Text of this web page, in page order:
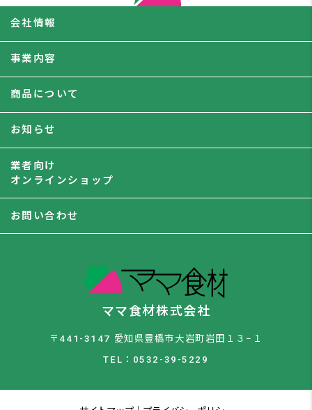
会社情報
事業内容
商品について
お知らせ
業者向け
オンラインショップ
お問い合わせ
ママ食材株式会社
〒441-3147 愛知県豊橋市大岩町岩田１３−１
TEL：0532-39-5229